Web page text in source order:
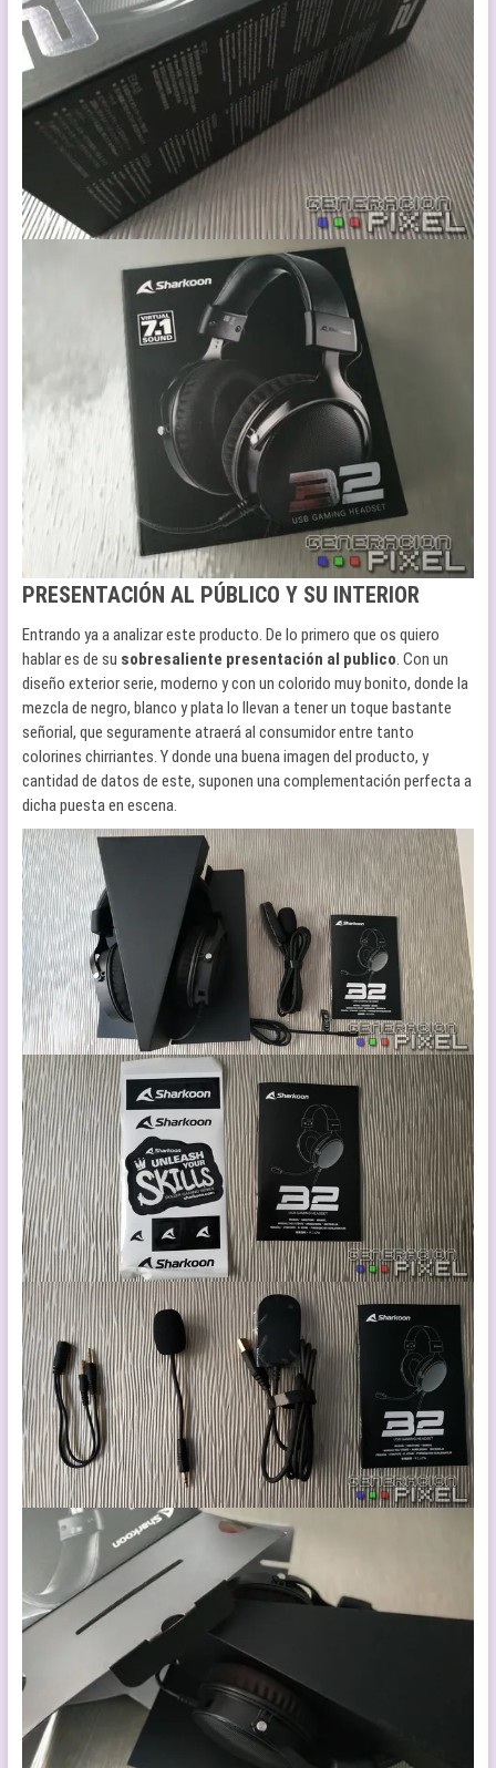
PRESENTACIÓN AL PÚBLICO Y SU INTERIOR
Entrando ya a analizar este producto. De lo primero que os quiero
hablar es de su sobresaliente presentación al publico. Con un
diseño exterior serie, moderno y con un colorido muy bonito, donde la
mezcla de negro, blanco y plata lo llevan a tener un toque bastante
señorial, que seguramente atraerá al consumidor entre tanto
colorines chirriantes. Y donde una buena imagen del producto, y
cantidad de datos de este, suponen una complementación perfecta a
dicha puesta en escena.